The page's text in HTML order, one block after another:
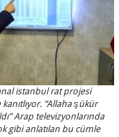
istanbul rat projesi
“Allaha şükür
Arap televizyonlarında
gibi anlatılan bu cümle